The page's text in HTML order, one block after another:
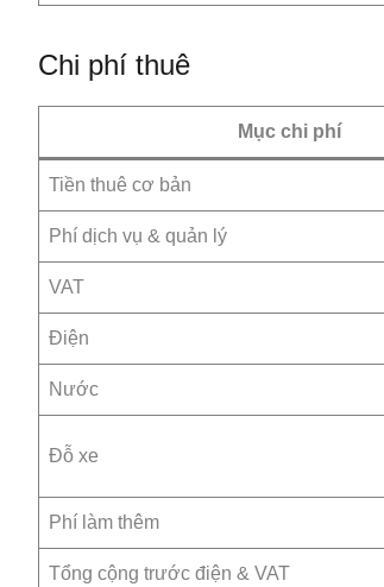
Chi phí thuê
Mục chi phí
Tiền thuê cơ bản
Phí dịch vụ & quản lý
VAT
Điện
Nước
Đỗ xe
Phí làm thêm
Tổng cộng trước điện & VAT